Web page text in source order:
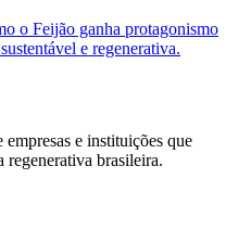
o Feijão ganha protagonismo
e regenerativa.
e instituições que
brasileira.